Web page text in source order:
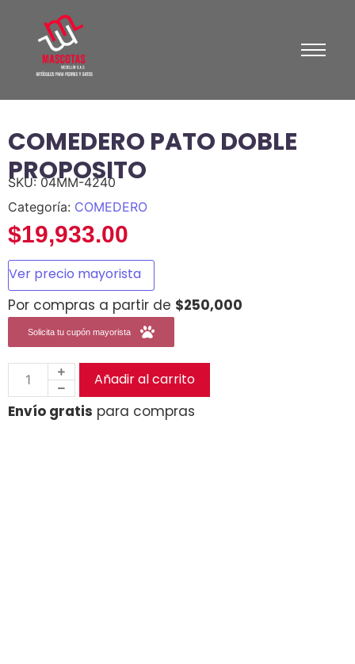
COMEDERO PATO DOBLE
PROPOSITO
SKU: 04MM-4240
Categoría: COMEDERO
$19,933.00
Ver precio mayorista
Por compras a partir de $250,000
Solicita tu cupón mayorista
Añadir al carrito
Envío gratis para compras